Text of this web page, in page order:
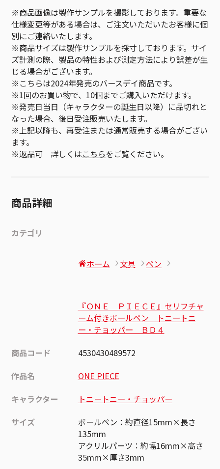
※商品画像は製作サンプルを撮影しております。重要な
仕様変更等がある場合は、ご注文いただいたお客様に個
別にご連絡いたします。
※商品サイズは製作サンプルを採寸しております。サイ
ズ計測の際、製品の特性および測定方法により誤差が生
じる場合がございます。
※こちらは2024年発売のバースデイ商品です。
※1回のお買い物で、10個までご購入いただけます。
※発売日当日（キャラクターの誕生日以降）に品切れと
なった場合、後日受注販売いたします。
※上記以降も、再受注または通常販売する場合がござい
ます。
※返品可 詳しくはこちらをご覧ください。
商品詳細
カテゴリ
ホーム 文具 ペン
『ＯＮＥ ＰＩＥＣＥ』セリフチャ
ーム付きボールペン トニートニ
ー・チョッパー ＢＤ４
商品コード
4530430489572
作品名
ONE PIECE
キャラクター
トニートニー・チョッパー
サイズ
ボールペン：約直径15mm×長さ
135mm
アクリルパーツ：約幅16mm×高さ
35mm×厚さ3mm